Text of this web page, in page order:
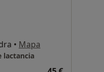
• Mapa
lactancia